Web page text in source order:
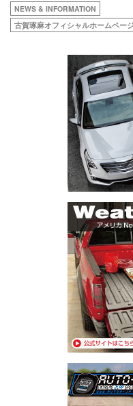
NEWS & INFORMATION
古賀琢麻オフィシャルホームペー